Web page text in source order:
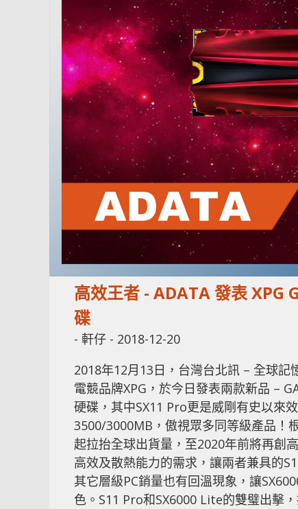
高效王者 - ADATA 發表
碟
- 軒仔 - 2018-12-20
2018年12月13日，台灣台北訊 – 全球
電競品牌XPG，於今日發表兩款新品 –
硬碟，其中SX11 Pro更是威剛有史以來
3500/3000MB，傲視眾多同等級產品！
起拉抬全球出貨量，至2020年前將再創
高效及散熱能力的需求，讓兩者兼具的
其它層級PC銷量也有回溫現象，讓
色。S11 Pro和SX6000 Lite的雙璧出擊